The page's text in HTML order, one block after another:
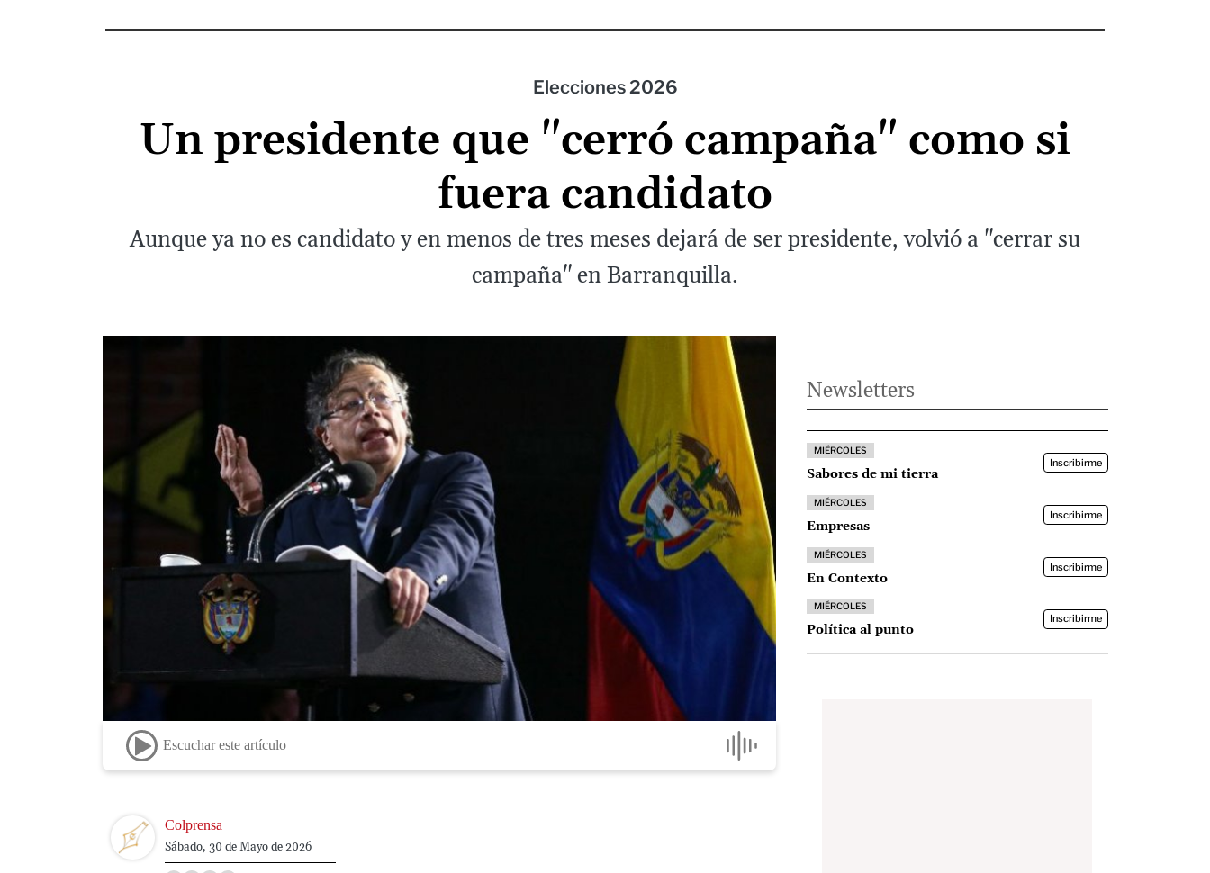
Elecciones 2026
Un presidente que "cerró campaña" como si
fuera candidato
Aunque ya no es candidato y en menos de tres meses dejará de ser presidente, volvió a "cerrar su
campaña" en Barranquilla.
Escuchar este artículo
Image Colprensa
Sábado, 30 de Mayo de 2026
Newsletters
MIÉRCOLES
Sabores de mi tierra
Inscribirme
MIÉRCOLES
Empresas
Inscribirme
MIÉRCOLES
En Contexto
Inscribirme
MIÉRCOLES
Política al punto
Inscribirme